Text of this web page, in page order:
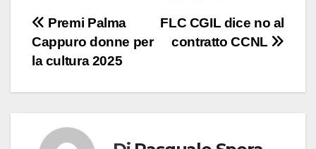
Navigazione
articoli
FLC CGIL dice no al
contratto CCNL
Premi Palma
Cappuro donne per
la cultura 2025